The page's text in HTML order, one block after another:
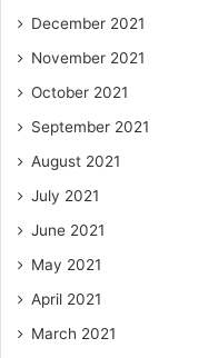
December 2021
November 2021
October 2021
September 2021
August 2021
July 2021
June 2021
May 2021
April 2021
March 2021